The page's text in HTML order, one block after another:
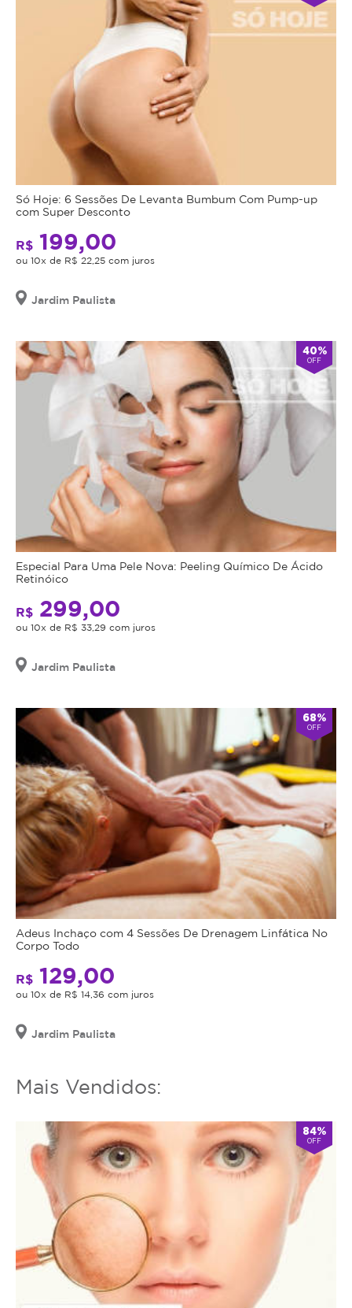
Só Hoje: 6 Sessões De Levanta Bumbum Com Pump-up
com Super Desconto
R$ 199,00
ou 10x de R$ 22,25 com juros
Jardim Paulista
40%
OFF
Especial Para Uma Pele Nova: Peeling Químico De Ácido
Retinóico
R$ 299,00
ou 10x de R$ 33,29 com juros
Jardim Paulista
68%
OFF
Adeus Inchaço com 4 Sessões De Drenagem Linfática No
Corpo Todo
R$ 129,00
ou 10x de R$ 14,36 com juros
Jardim Paulista
Mais Vendidos:
84%
OFF